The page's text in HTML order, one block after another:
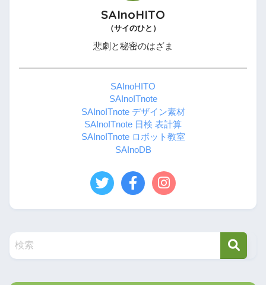
SAInoHITO
（サイのひと）
悲劇と秘密のはざま
SAInoHITO
SAInoITnote
SAInoITnote デザイン素材
SAInoITnote 日検 表計算
SAInoITnote ロボット教室
SAInoDB